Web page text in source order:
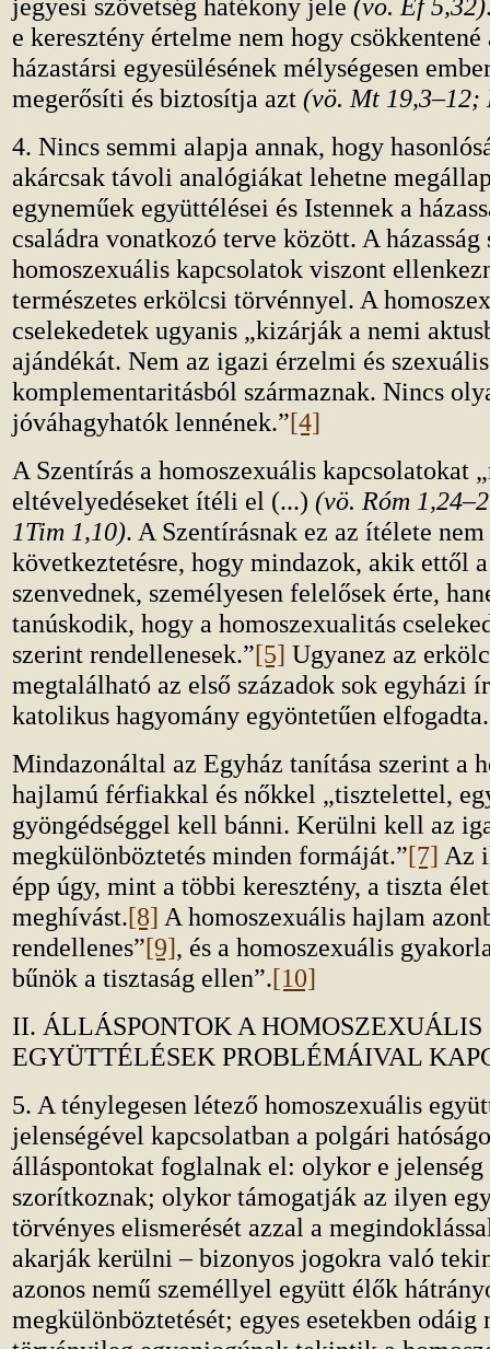
jegyesi szövetség hatékony jele (vö. Ef 5,32)
e keresztény értelme nem hogy
házastársi egyesülésének mélységesen
megerősíti és biztosítja azt (vö. Mt 19,3–12;
4. Nincs semmi alapja annak, hogy
akárcsak távoli analógiákat lehetne
egyneműek együttélései és Istennek a
családra vonatkozó terve között. A házasság
homoszexuális kapcsolatok viszont
természetes erkölcsi törvénnyel. A
cselekedetek ugyanis „kizárják a nemi
ajándékát. Nem az igazi érzelmi és szexuális
komplementaritásból származnak. Nincs
jóváhagyhatók lennének.”[4]
A Szentírás a homoszexuális kapcsolatokat
eltévelyedéseket ítéli el (...) (vö. Róm
1Tim 1,10). A Szentírásnak ez az ítélete
következtetésre, hogy mindazok, akik ettől
szenvednek, személyesen felelősek érte,
tanúskodik, hogy a homoszexualitás
szerint rendellenesek.”[5] Ugyanez az
megtalálható az első századok sok egyházi
katolikus hagyomány egyöntetűen elfogadta.
Mindazonáltal az Egyház tanítása szerint a
hajlamú férfiakkal és nőkkel „tisztelettel,
gyöngédséggel kell bánni. Kerülni kell az
megkülönböztetés minden formáját.”[7] Az
épp úgy, mint a többi keresztény, a tiszta
meghívást.[8] A homoszexuális hajlam
rendellenes”[9], és a homoszexuális
bűnök a tisztaság ellen”.[10]
II. ÁLLÁSPONTOK A HOMOSZEXUÁLIS
EGYÜTTÉLÉSEK PROBLÉMÁIVAL
5. A ténylegesen létező homoszexuális
jelenségével kapcsolatban a polgári
álláspontokat foglalnak el: olykor e jelenség
szorítkoznak; olykor támogatják az ilyen
törvényes elismerését azzal a
akarják kerülni – bizonyos jogokra való
azonos nemű személlyel együtt élők
megkülönböztetését; egyes esetekben odáig